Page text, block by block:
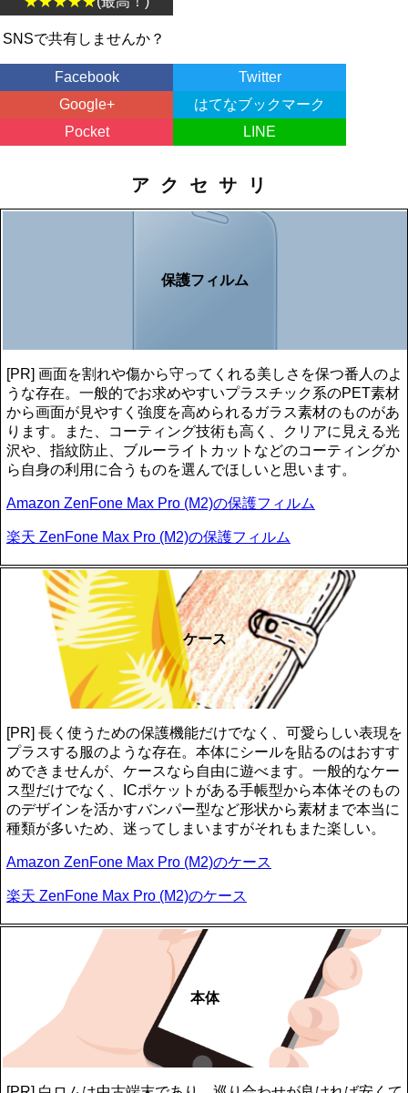
SNSで共有しませんか？
Facebook
Twitter
Google+
はてなブックマーク
Pocket
LINE
アクセサリ
保護フィルム
[PR] 画面を割れや傷から守ってくれる美しさを保つ番人のよ
うな存在。一般的でお求めやすいプラスチック系のPET素材
から画面が見やすく強度を高められるガラス素材のものがあ
ります。また、コーティング技術も高く、クリアに見える光
沢や、指紋防止、ブルーライトカットなどのコーティングか
ら自身の利用に合うものを選んでほしいと思います。
Amazon ZenFone Max Pro (M2)の保護フィルム
楽天 ZenFone Max Pro (M2)の保護フィルム
ケース
[PR] 長く使うための保護機能だけでなく、可愛らしい表現を
プラスする服のような存在。本体にシールを貼るのはおすす
めできませんが、ケースなら自由に遊べます。一般的なケー
ス型だけでなく、ICポケットがある手帳型から本体そのもの
のデザインを活かすバンパー型など形状から素材まで本当に
種類が多いため、迷ってしまいますがそれもまた楽しい。
Amazon ZenFone Max Pro (M2)のケース
楽天 ZenFone Max Pro (M2)のケース
本体